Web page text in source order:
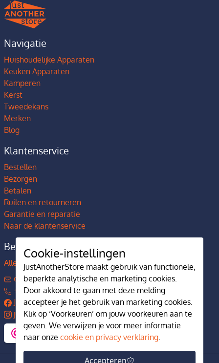
Navigatie
Huishoudelijke Apparaten
Keuken Apparaten
Kamperen
Kerst
Tweedekans
Merken
Blog
Klantenservice
Bestellen
Bezorgen
Betalen
Ruilen en retourneren
Garantie en reparatie
Naar de klantenservice
Bedrijfsgegevens
Alles over JustAnotherStore
contact@justanotherstore.nl
+31 73 644 7405
JustAnotherStore
justanotherstore.nl
Cookie-instellingen
JustAnotherStore maakt gebruik van functionele,
beperkte analytische en marketing cookies.
Door akkoord te gaan met deze melding
accepteer je het gebruik van marketing cookies.
Klik op ‘Voorkeuren’ om jouw voorkeuren aan te
geven. We verwijzen je voor meer informatie
naar onze cookie en privacy verklaring.
Accepteren